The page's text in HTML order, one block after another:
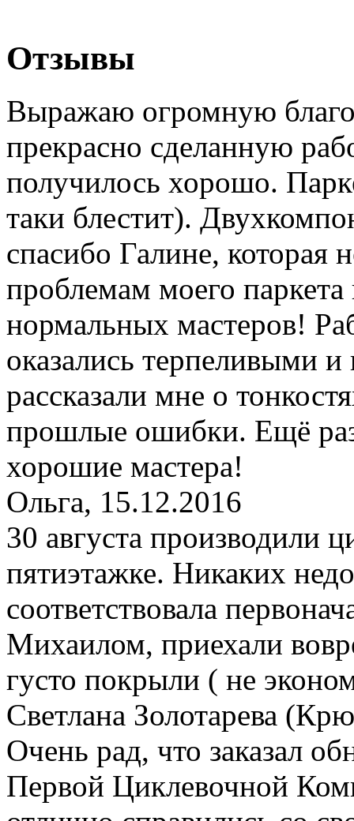
Отзывы
Выражаю огромную
прекрасно сделанную
получилось хорошо.
таки блестит).
спасибо Галине, которая
проблемам моего
нормальных мастеров!
оказались терпеливыми
рассказали мне о
прошлые ошибки. Ещё
хорошие мастера!
Ольга, 15.12.2016
30 августа производили
пятиэтажке. Никаких
соответствовала
Михаилом, приехали
густо покрыли ( не
Светлана Золотарева
Очень рад, что заказал
Первой Циклевочной